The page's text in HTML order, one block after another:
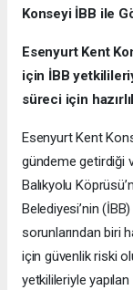
Konseyi İBB ile
Esenyurt Kent
için İBB
süreci için
Esenyurt Kent
gündeme getirdiği
Balıkyolu
Belediyesi’nin
sorunlarından biri
için güvenlik riski
yetkilileriyle